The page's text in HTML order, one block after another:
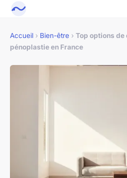
Accueil › Bien-être › Top options
pénoplastie en France